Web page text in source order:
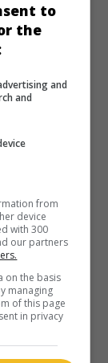
Tennant
d'une jeune
d'identité.
avec Rory J.
d'un voyage
rencontre
to
the
and
and
from
device
with 300
our partners
on the basis
managing
of this page
in privacy